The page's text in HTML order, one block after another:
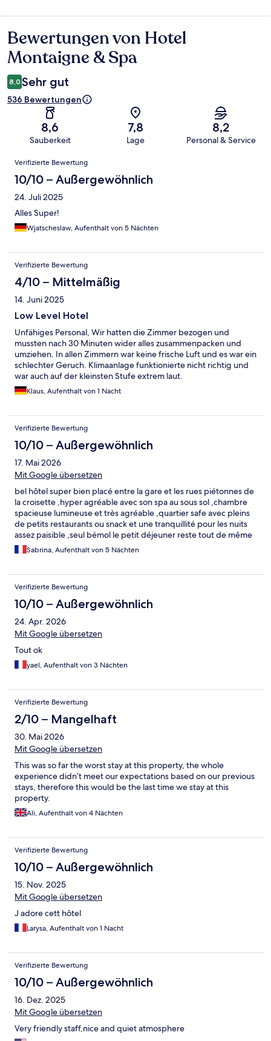
Bewertungen
Bewertungen von Hotel
Montaigne & Spa
8,0 Sehr gut
536 Bewertungen
8,6
Sauberkeit
7,8
Lage
8,2
Personal & Service
Bewertungen
Verifizierte Bewertung
10/10 – Außergewöhnlich
24. Juli 2025
Alles Super!
Wjatscheslaw, Aufenthalt von 5 Nächten
Verifizierte Bewertung
4/10 – Mittelmäßig
14. Juni 2025
Low Level Hotel
Unfähiges Personal, Wir hatten die Zimmer bezogen und
mussten nach 30 Minuten wider alles zusammenpacken und
umziehen. In allen Zimmern war keine frische Luft und es war ein
schlechter Geruch. Klimaanlage funktionierte nicht richtig und
war auch auf der kleinsten Stufe extrem laut.
Klaus, Aufenthalt von 1 Nacht
Verifizierte Bewertung
10/10 – Außergewöhnlich
17. Mai 2026
Mit Google übersetzen
bel hôtel super bien placé entre la gare et les rues piétonnes de
la croisette ,hyper agréable avec son spa au sous sol ,chambre
spacieuse lumineuse et très agréable ,quartier safe avec pleins
de petits restaurants ou snack et une tranquillité pour les nuits
assez paisible ,seul bémol le petit déjeuner reste tout de même
un peu cher 22 €/j ,l'hôtel étant bien placé il n'est pas difficile de
déjeuner à l'extérieur .
Sabrina, Aufenthalt von 5 Nächten
Verifizierte Bewertung
10/10 – Außergewöhnlich
24. Apr. 2026
Mit Google übersetzen
Tout ok
yael, Aufenthalt von 3 Nächten
Verifizierte Bewertung
2/10 – Mangelhaft
30. Mai 2026
Mit Google übersetzen
This was so far the worst stay at this property, the whole
experience didn’t meet our expectations based on our previous
stays, therefore this would be the last time we stay at this
property.
Ali, Aufenthalt von 4 Nächten
Verifizierte Bewertung
10/10 – Außergewöhnlich
15. Nov. 2025
Mit Google übersetzen
J adore cett hôtel
Larysa, Aufenthalt von 1 Nacht
Verifizierte Bewertung
10/10 – Außergewöhnlich
16. Dez. 2025
Mit Google übersetzen
Very friendly staff,nice and quiet atmosphere